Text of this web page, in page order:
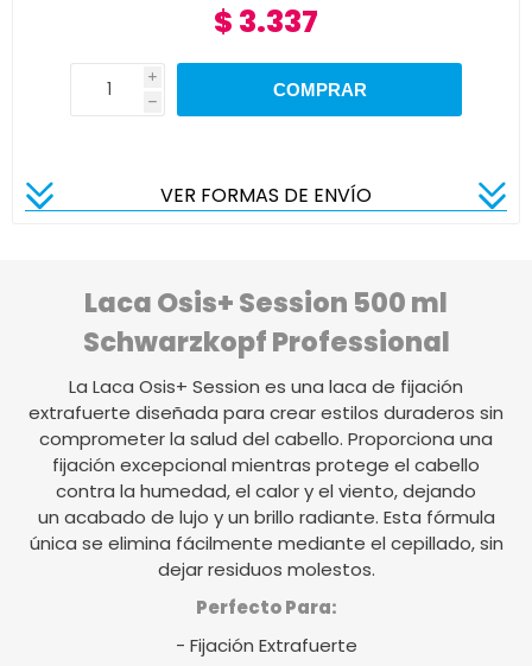
$ 3.337
i
h
VER FORMAS DE ENVÍO
Laca Osis+ Session 500 ml
Schwarzkopf Professional
La Laca Osis+ Session es una laca de fijación
extrafuerte diseñada para crear estilos duraderos sin
comprometer la salud del cabello. Proporciona una
fijación excepcional mientras protege el cabello
contra la humedad, el calor y el viento, dejando
un acabado de lujo y un brillo radiante. Esta fórmula
única se elimina fácilmente mediante el cepillado, sin
dejar residuos molestos.
Perfecto Para:
- Fijación Extrafuerte